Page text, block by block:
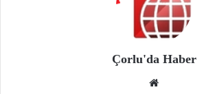
Çorlu'da Haber